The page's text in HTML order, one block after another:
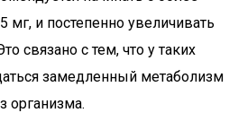
мг, и постепенно увеличивать
связано с тем, что у таких
замедленный метаболизм
организма.